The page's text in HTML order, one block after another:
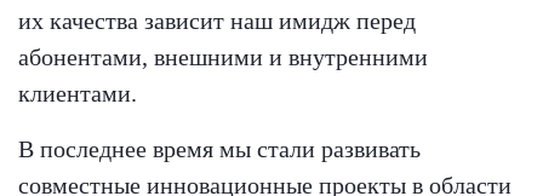
их качества зависит наш имидж перед
абонентами, внешними и внутренними
клиентами.
В последнее время мы стали развивать
совместные инновационные проекты в области